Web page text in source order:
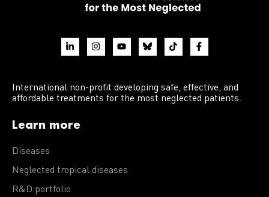
International non-profit developing safe, effective, and
affordable treatments for the most neglected patients.
Learn more
Diseases
Neglected tropical diseases
R&D portfolio